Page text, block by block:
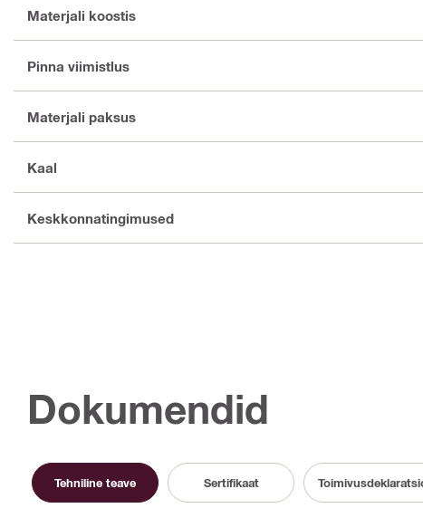
Materjali koostis
Pinna viimistlus
Materjali paksus
Kaal
Keskkonnatingimused
Dokumendid
Tehniline teave Sertifikaat